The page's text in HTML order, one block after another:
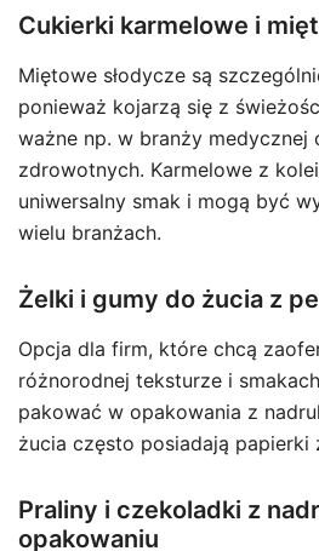
Cukierki karmelowe i
Miętowe słodycze są
ponieważ kojarzą się z
ważne np. w branży medycznej
zdrowotnych. Karmelowe z
uniwersalny smak i mogą być
wielu branżach.
Żelki i gumy do żucia z
Opcja dla firm, które chcą
różnorodnej teksturze i
pakować w opakowania z
żucia często posiadają papierki
Praliny i czekoladki z
opakowaniu